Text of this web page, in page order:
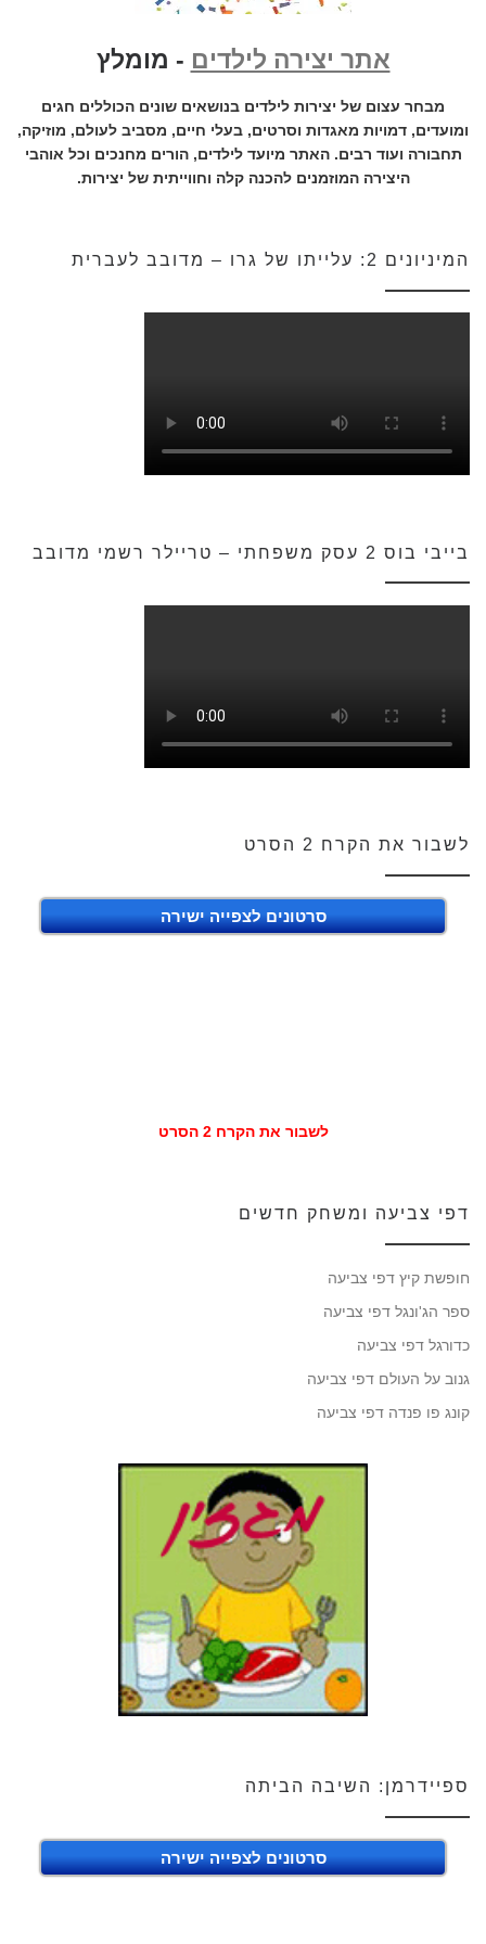
אתר יצירה לילדים - מומלץ
מבחר עצום של יצירות לילדים בנושאים שונים הכוללים חגים
ומועדים, דמויות מאגדות וסרטים, בעלי חיים, מסביב לעולם, מוזיקה,
תחבורה ועוד רבים. האתר מיועד לילדים, הורים מחנכים וכל אוהבי
היצירה המוזמנים להכנה קלה וחווייתית של יצירות.
המיניונים 2: עלייתו של גרו – מדובב לעברית
בייבי בוס 2 עסק משפחתי – טריילר רשמי מדובב
לשבור את הקרח 2 הסרט
סרטונים לצפייה ישירה
לשבור את הקרח 2 הסרט
דפי צביעה ומשחק חדשים
חופשת קיץ דפי צביעה
ספר הג'ונגל דפי צביעה
כדורגל דפי צביעה
גנוב על העולם דפי צביעה
קונג פו פנדה דפי צביעה
ספיידרמן: השיבה הביתה
סרטונים לצפייה ישירה